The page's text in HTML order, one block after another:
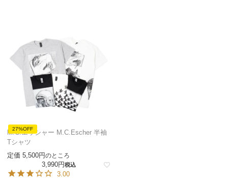
27%OFF
M.C.エッシャー M.C.Escher 半袖
Tシャツ
定価 5,500 のところ
3,990 税込
3.00